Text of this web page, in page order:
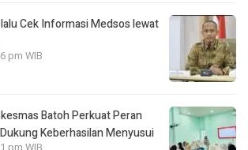
Cek Informasi Medsos lewat
pm WIB
Batoh Perkuat Peran
Keberhasilan Menyusui